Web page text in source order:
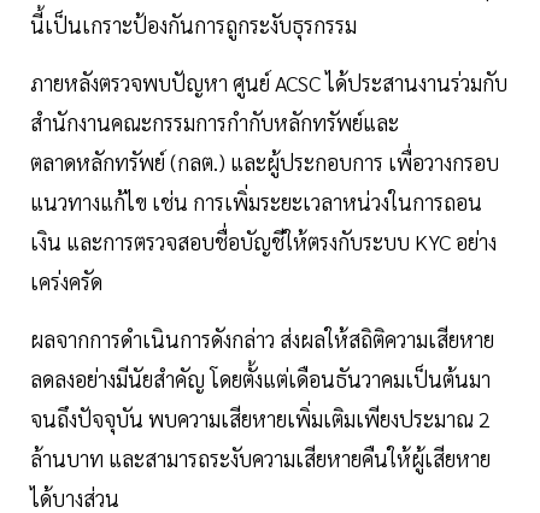
นี้เป็นเกราะป้องกันการถูกระงับธุรกรรม
ภายหลังตรวจพบปัญหา ศูนย์ ACSC ได้ประสานงานร่วมกับ
สำนักงานคณะกรรมการกำกับหลักทรัพย์และ
ตลาดหลักทรัพย์ (กลต.) และผู้ประกอบการ เพื่อวางกรอบ
แนวทางแก้ไข เช่น การเพิ่มระยะเวลาหน่วงในการถอน
เงิน และการตรวจสอบชื่อบัญชีให้ตรงกับระบบ KYC อย่าง
เคร่งครัด
ผลจากการดำเนินการดังกล่าว ส่งผลให้สถิติความเสียหาย
ลดลงอย่างมีนัยสำคัญ โดยตั้งแต่เดือนธันวาคมเป็นต้นมา
จนถึงปัจจุบัน พบความเสียหายเพิ่มเติมเพียงประมาณ 2
ล้านบาท และสามารถระงับความเสียหายคืนให้ผู้เสียหาย
ได้บางส่วน